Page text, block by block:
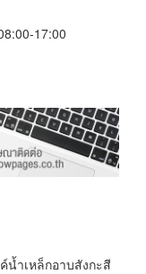
17:00
ำเหล็กอาบสังกะสี